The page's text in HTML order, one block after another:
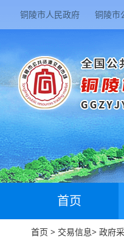
铜陵市人民政府 铜陵市
首页
首页 > 交易信息> 政府